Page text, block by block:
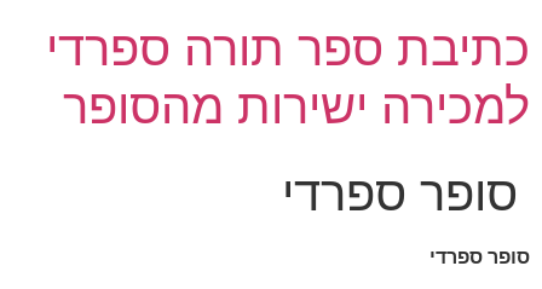
כתיבת ספר תורה ספרדי
למכירה ישירות מהסופר
סופר ספרדי
סופר ספרדי